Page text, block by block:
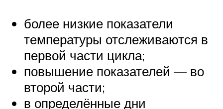
более низкие показатели
температуры отслеживаются в
первой части цикла;
повышение показателей — во
второй части;
в определённые дни